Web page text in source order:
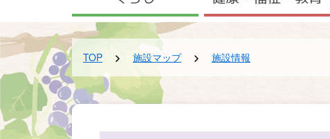
TOP 施設マップ 施設情報